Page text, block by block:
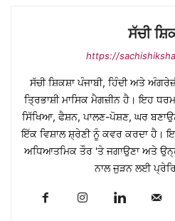
ਸੱਚੀ
https://
ਸੱਚੀ ਸ਼ਿਕਸ਼ਾ ਪੰਜਾਬੀ, ਹਿੰਦੀ ਅਤੇ
ਤ੍ਰਿਭਾਸ਼ੀ ਮਾਸਿਕ ਮੈਗਜ਼ੀਨ ਹੈ। ਇਹ
ਸਿੱਖਿਆ, ਫੈਸ਼ਨ, ਪਾਲਣ-ਪੋਸ਼ਣ, ਘਰ
ਇੱਕ ਵਿਸ਼ਾਲ ਸ਼੍ਰੇਣੀ ਨੂੰ ਕਵਰ ਕਰਦਾ ਹੈ।
ਅਧਿਆਤਮਿਕ ਤੌਰ 'ਤੇ ਜਗਾਉਣਾ ਅਤੇ
ਨਾਲ ਜੁੜਨ ਲਈ